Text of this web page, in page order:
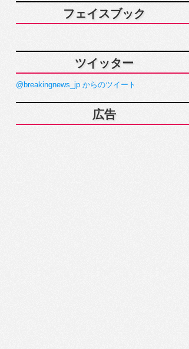
フェイスブック
ツイッター
@breakingnews_jp からのツイート
広告